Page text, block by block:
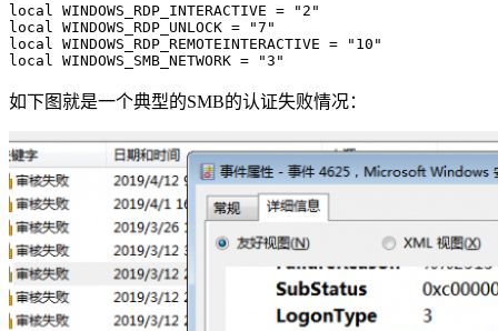
local WINDOWS_RDP_INTERACTIVE = "2"
local WINDOWS_RDP_UNLOCK = "7"
local WINDOWS_RDP_REMOTEINTERACTIVE = "10"
local WINDOWS_SMB_NETWORK = "3"
如下图就是一个典型的SMB的认证失败情况：